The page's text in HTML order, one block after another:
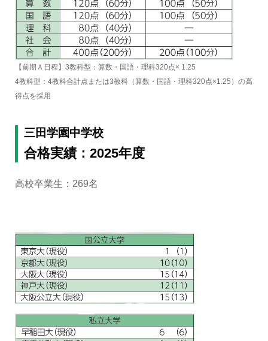
【前期Ａ日程】3教科型：算数・国語・理科320点× 1.25
4教科型：4教科合計点または3教科（算数・国語・理科320点×1.25）の高
得点を採用
三田学園中学校
合格実績：2025年度
高校卒業生：269名